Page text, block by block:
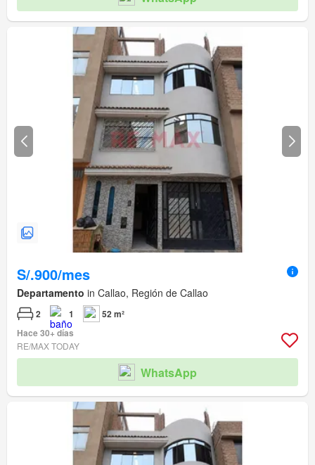
S/.900/mes
Departamento in Callao, Región de Callao
2 1
52 m²
Hace 30+ días
RE/MAX TODAY
WhatsApp